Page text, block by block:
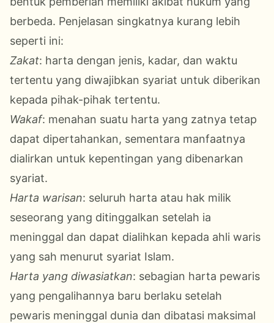
berbeda. Penjelasan singkatnya kurang lebih
seperti ini:
Zakat: harta dengan jenis, kadar, dan waktu
tertentu yang diwajibkan syariat untuk diberikan
kepada pihak-pihak tertentu.
Wakaf: menahan suatu harta yang zatnya tetap
dapat dipertahankan, sementara manfaatnya
dialirkan untuk kepentingan yang dibenarkan
syariat.
Harta warisan: seluruh harta atau hak milik
seseorang yang ditinggalkan setelah ia
meninggal dan dapat dialihkan kepada ahli waris
yang sah menurut syariat Islam.
Harta yang diwasiatkan: sebagian harta pewaris
yang pengalihannya baru berlaku setelah
pewaris meninggal dunia dan dibatasi maksimal